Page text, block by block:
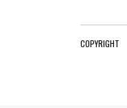
COPYRIGHT